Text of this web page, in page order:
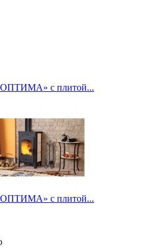
ОПТИМА» с плитой...
ОПТИМА» с плитой...